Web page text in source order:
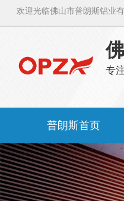
欢迎光临佛山市普朗斯铝业有
专
普朗斯首页